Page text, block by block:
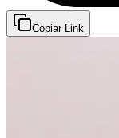
Copiar Link